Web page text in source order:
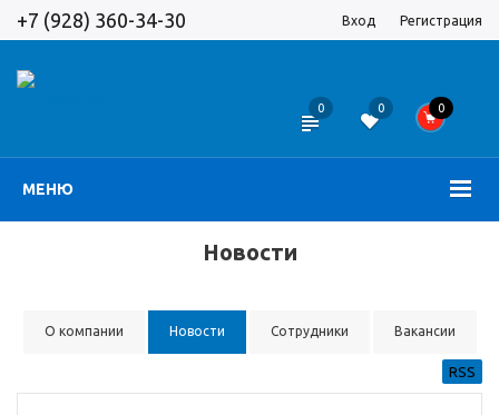
+7 (928) 360-34-30 Вход Регистрация
МЕНЮ
0 0 0
Новости
О компании Новости Сотрудники Вакансии
RSS